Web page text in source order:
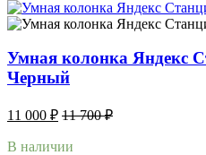
Умная колонка Яндекс
Черный
11 000 ₽ 11 700₽
В наличии